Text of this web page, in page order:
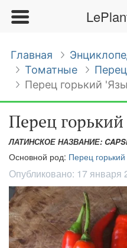
Главная
Томатные
Перец горький
Перец
ЛАТИНСКОЕ НАЗВАНИЕ:
Основной род: Перец горький
Опубликовано: 17 января